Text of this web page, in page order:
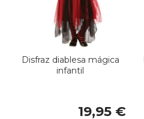
Disfraz diablesa mágica
infantil
19,95 €